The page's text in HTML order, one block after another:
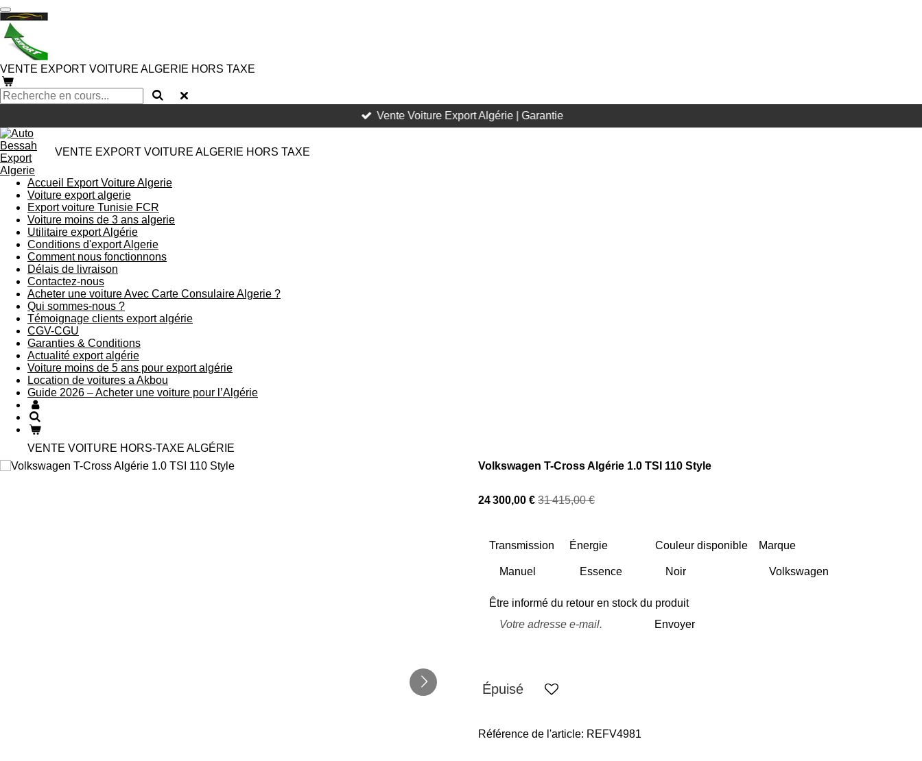
Passer
au
contenu
principal
VENTE EXPORT VOITURE ALGERIE HORS TAXE
Vente Voiture Export Algérie | Garantie
VENTE EXPORT VOITURE ALGERIE HORS TAXE
Accueil Export Voiture Algerie
Voiture export algerie
Export voiture Tunisie FCR
Voiture moins de 3 ans algerie
Utilitaire export Algérie
Conditions d'export Algerie
Comment nous fonctionnons
Délais de livraison
Contactez-nous
Acheter une voiture Avec Carte Consulaire Algerie ?
Qui sommes-nous ?
Témoignage clients export algérie
CGV-CGU
Garanties & Conditions
Actualité export algérie
Voiture moins de 5 ans pour export algérie
Location de voitures a Akbou
Guide 2026 – Acheter une voiture pour l’Algérie
VENTE VOITURE HORS-TAXE ALGÉRIE
Volkswagen T-Cross Algérie 1.0 TSI 110 Style
24 300,00 € 31 415,00 €
Transmission Énergie Couleur disponible Marque
Être informé du retour en stock du produit
Envoyer
Épuisé
Référence de l'article: REFV4981